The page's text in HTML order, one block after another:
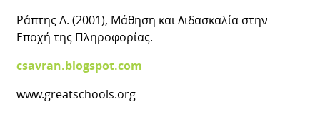
Ράπτης Α. (2001), Μάθηση και Διδασκαλία στην
Εποχή της Πληροφορίας.
csavran.blogspot.com
www.greatschools.org